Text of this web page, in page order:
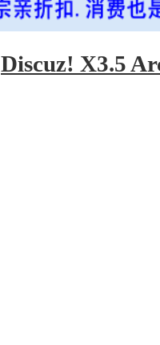
Discuz! X3.5